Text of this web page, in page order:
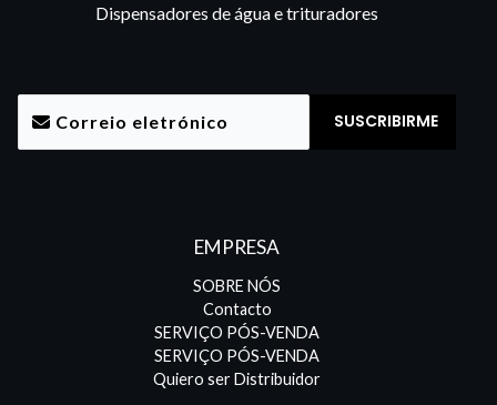
Dispensadores de água e trituradores
EMPRESA
SOBRE NÓS
Contacto
SERVIÇO PÓS-VENDA
SERVIÇO PÓS-VENDA
Quiero ser Distribuidor